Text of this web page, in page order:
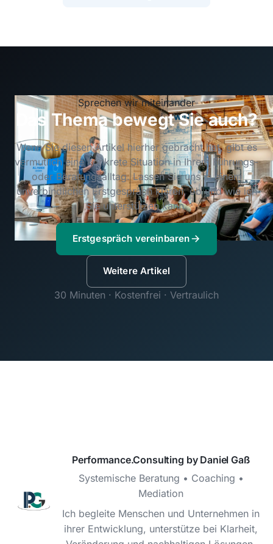
Sprechen wir miteinander
Das Thema bewegt Sie auch?
Wenn Sie diesen Artikel hierher gebracht hat, gibt es
vermutlich eine konkrete Situation in Ihrem Führungs-
oder Beratungsalltag. Lassen Sie uns in einem
unverbindlichen Erstgespräch klären, ob und wie ich
Sie unterstützen kann.
Erstgespräch vereinbaren
Weitere Artikel
30 Minuten · Kostenfrei · Vertraulich
Performance.Consulting by Daniel Gaß
Systemische Beratung • Coaching •
Mediation
Ich begleite Menschen und Unternehmen in
ihrer Entwicklung, unterstütze bei Klarheit,